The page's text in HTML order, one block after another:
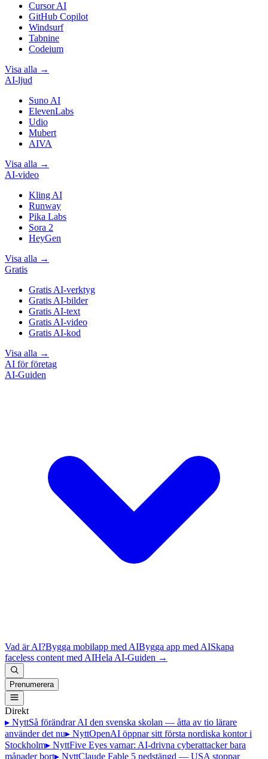
Cursor AI
GitHub Copilot
Windsurf
Tabnine
Codeium
Visa alla →
AI-ljud
Suno AI
ElevenLabs
Udio
Mubert
AIVA
Visa alla →
AI-video
Kling AI
Runway
Pika Labs
Sora 2
HeyGen
Visa alla →
Gratis
Gratis AI-verktyg
Gratis AI-bilder
Gratis AI-text
Gratis AI-video
Gratis AI-kod
Visa alla →
AI för företag
AI-Guiden
Vad är AI?Bygga mobilapp med AIBygga app med AISkapa
faceless content med AIHela AI-Guiden →
Prenumerera
Direkt
▸ NyttSå förändrar AI den svenska skolan — åtta av tio lärare
använder det nu▸ NyttOpenAI öppnar sitt första nordiska kontor i
Stockholm▸ NyttFive Eyes varnar: AI-drivna cyberattacker bara
månader bort▸ NyttClaude Fable 5 nedstängd — USA stoppar